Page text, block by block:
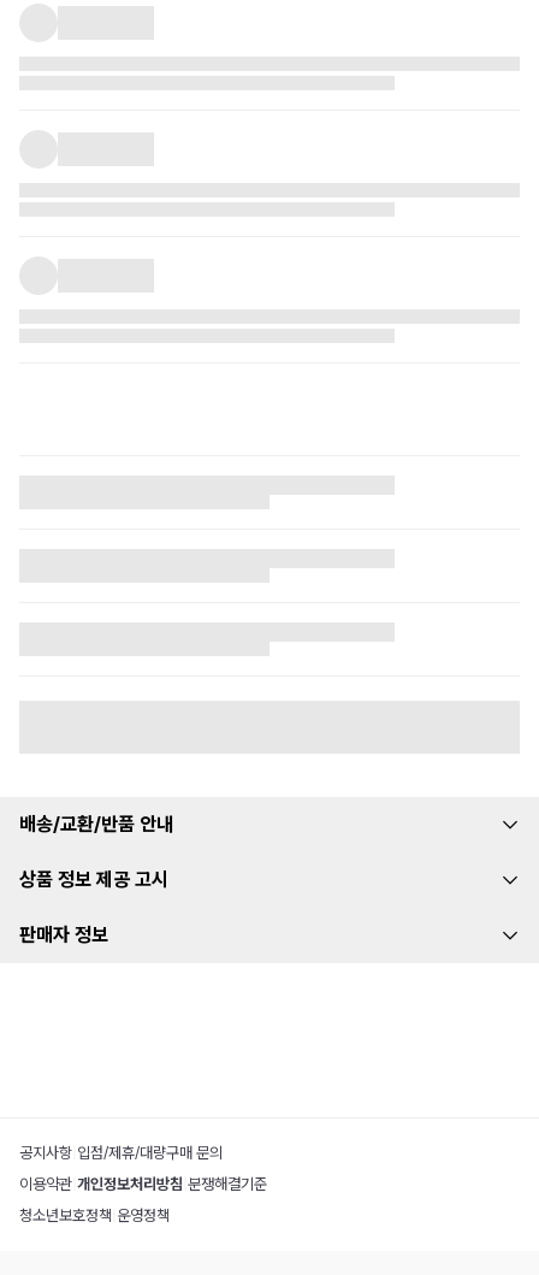
배송/교환/반품 안내
상품 정보 제공 고시
판매자 정보
공지사항 입점/제휴/대량구매 문의
이용약관 개인정보처리방침 분쟁해결기준
청소년보호정책 운영정책